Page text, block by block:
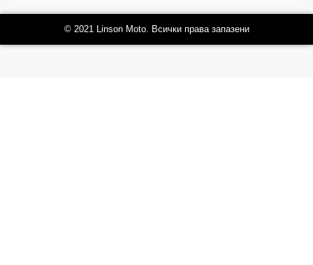
© 2021 Linson Moto. Всички права запазени